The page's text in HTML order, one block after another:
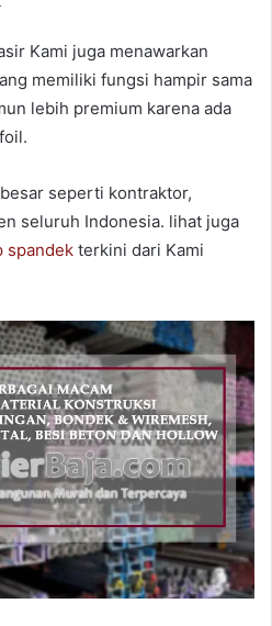
Kami juga menawarkan
memiliki fungsi hampir sama
lebih premium karena ada
seperti kontraktor,
seluruh Indonesia. lihat juga
spandek terkini dari Kami